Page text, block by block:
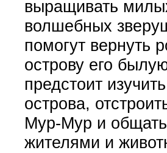
выращивать
волшебных
помогут вернуть
острову его
предстоит
острова,
Мур-Мур и
жителями и